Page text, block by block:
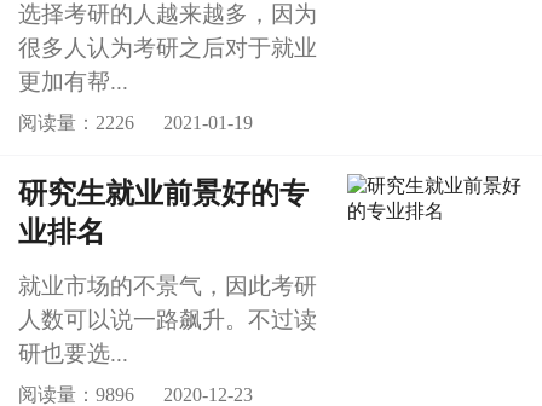
选择考研的人越来越多，因为
很多人认为考研之后对于就业
更加有帮...
阅读量：2226 2021-01-19
研究生就业前景好的专
业排名
就业市场的不景气，因此考研
人数可以说一路飙升。不过读
研也要选...
阅读量：9896 2020-12-23